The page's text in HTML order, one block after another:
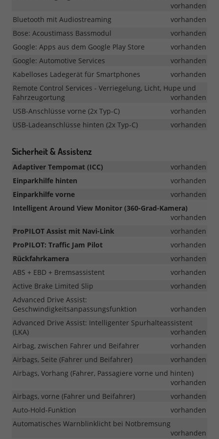
vorhanden
Bluetooth mit Audiostreaming
vorhanden
Bose: Acoustimass Bassmodul
vorhanden
Google: Apps aus dem Google Play Store
vorhanden
Google: Automotive Services
vorhanden
Kabelloses Ladegerät für Smartphones
vorhanden
Remote Control Services - Verriegelung, Licht, Hupe und
Fahrzeugortung
vorhanden
USB-Anschlüsse vorne (2x Typ-C)
vorhanden
USB-Ladeanschlüsse hinten (2x Typ-C)
vorhanden
Sicherheit & Assistenz
Adaptiver Tempomat (ICC)
vorhanden
Einparkhilfe hinten
vorhanden
Einparkhilfe vorne
vorhanden
Intelligent Around View Monitor (360-Grad-Kamera)
vorhanden
ProPILOT Assist mit Navi-Link
vorhanden
ProPILOT: Traffic Jam Pilot
vorhanden
Rückfahrkamera
vorhanden
ABS + EBD + Bremsassistent
vorhanden
Active Brake Limited Slip
vorhanden
Advanced Drive Assist:
Geschwindigkeitsanpassungsfunktion
vorhanden
Advanced Drive Assist: Intelligenter Spurhalteassistent
(LKA)
vorhanden
Airbag, zwischen Fahrer und Beifahrer
vorhanden
Airbags, Seite (Fahrer und Beifahrer)
vorhanden
Airbags, Vorhang (Fahrer, Passagiere vorne und hinten)
vorhanden
Airbags, vorne (Fahrer und Beifahrer)
vorhanden
Auto-Hold-Funktion
vorhanden
Automatisches Warnblinklicht bei Notbremsung
vorhanden